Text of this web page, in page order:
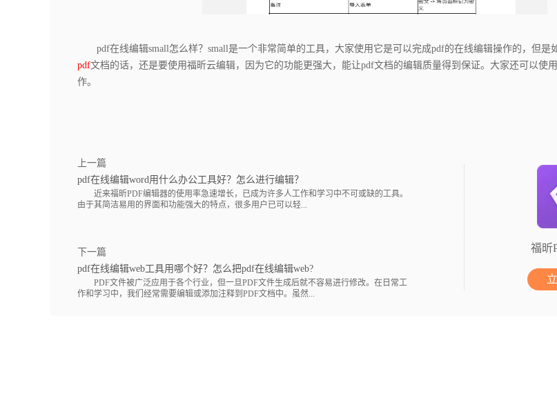
pdf在线编辑small怎么样？small是一个非常简单的工具，大家使用它是可以完成pdf的在线编辑操作的，但是
pdf文档的话，还是要使用福昕云编辑，因为它的功能更强大，能让pdf文档的编辑质量得到保证。大家还可以使
作。
上一篇
pdf在线编辑word用什么办公工具好？怎么进行编辑？
近来福昕PDF编辑器的使用率急速增长，已成为许多人工作和学习中不可或缺的工具。
由于其简洁易用的界面和功能强大的特点，很多用户已可以轻...
下一篇
pdf在线编辑web工具用哪个好？怎么把pdf在线编辑web?
PDF文件被广泛应用于各个行业，但一旦PDF文件生成后就不容易进行修改。在日常工
作和学习中，我们经常需要编辑或添加注释到PDF文档中。虽然...
福昕